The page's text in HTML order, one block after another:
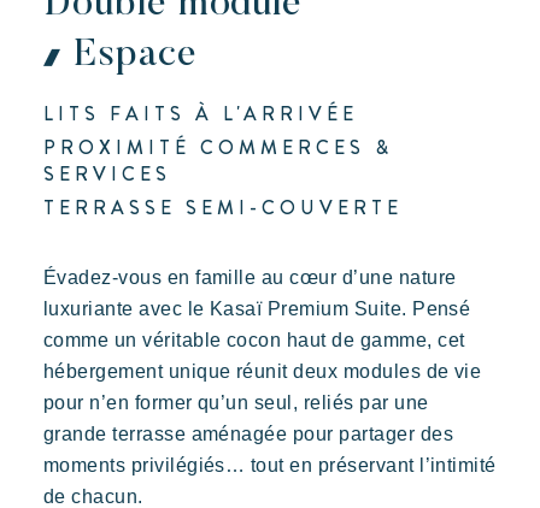
Nos villages
Découvrir Riviera Villages
L'Art de recevoir
L'ambiance des Villages
Vivre la Riviera
Espace
LITS FAITS À L'ARRIVÉE
PROXIMITÉ COMMERCES &
SERVICES
TERRASSE SEMI-COUVERTE
Évadez-vous en famille au cœur d’une nature
luxuriante avec le Kasaï Premium Suite. Pensé
comme un véritable cocon haut de gamme, cet
hébergement unique réunit deux modules de vie
pour n’en former qu’un seul, reliés par une
grande terrasse aménagée pour partager des
moments privilégiés… tout en préservant l’intimité
de chacun.